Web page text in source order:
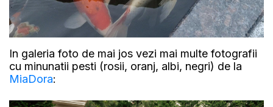
In galeria foto de mai jos vezi mai multe fotografii
cu minunatii pesti (rosii, oranj, albi, negri) de la
MiaDora: